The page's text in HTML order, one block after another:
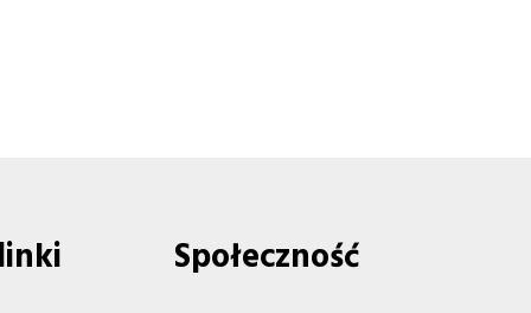
Społeczność